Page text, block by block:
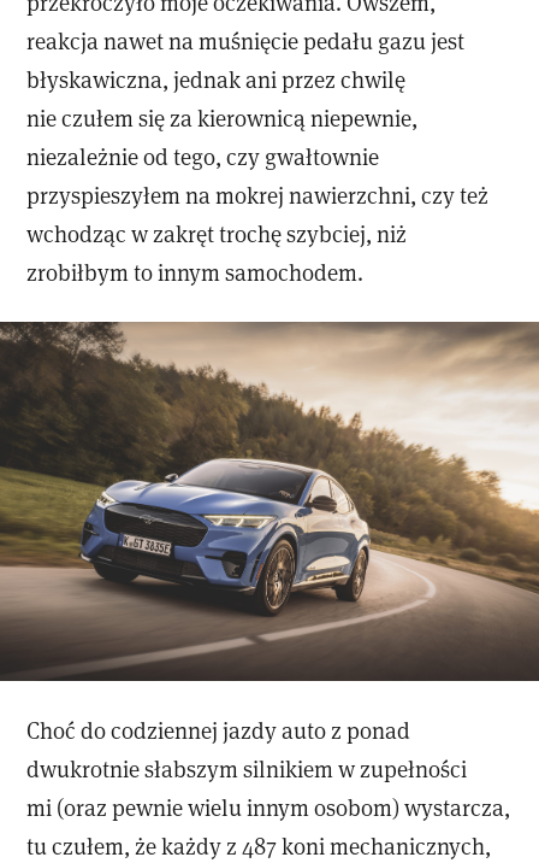
reakcja nawet na muśnięcie pedału gazu jest
błyskawiczna, jednak ani przez chwilę
nie czułem się za kierownicą niepewnie,
niezależnie od tego, czy gwałtownie
przyspieszyłem na mokrej nawierzchni, czy też
wchodząc w zakręt trochę szybciej, niż
zrobiłbym to innym samochodem.
Choć do codziennej jazdy auto z ponad
dwukrotnie słabszym silnikiem w zupełności
mi (oraz pewnie wielu innym osobom) wystarcza,
tu czułem, że każdy z 487 koni mechanicznych,